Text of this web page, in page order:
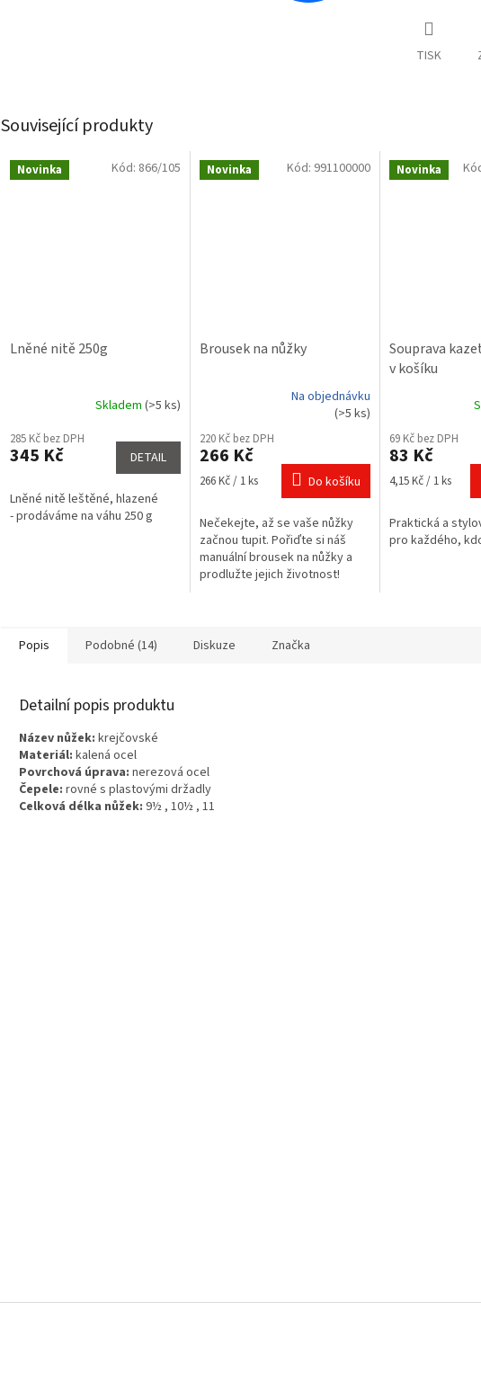
TISK
Související produkty
Novinka
Lněné nitě 250g
Skladem (>5 ks)
285 Kč bez DPH
345 Kč DETAIL
Lněné nitě leštěné, hlazené
- prodáváme na váhu 250 g
Kód: 866/105 Novinka
Brousek na nůžky
produktu
je
3,0
hvězdiček.
Na objednávku
(>5 ks)
220 Kč bez DPH
266 Kč
Měrná
266 Kč / 1 ks Do košíku
Nečekejte, až se vaše nůžky
začnou tupit. Pořiďte si náš
manuální brousek na nůžky a
prodlužte jejich životnost!
Kód: 991100000 Novinka
Souprava
v košíku
69 Kč bez DPH
83 Kč
Měrná
4,15 Kč / 1 ks
Praktická a
pro každého,
Popis Podobné (14) Diskuze Značka
Detailní popis produktu
Název nůžek: krejčovské
Materiál: kalená ocel
Povrchová úprava: nerezová ocel
Čepele: rovné s plastovými držadly
Celková délka nůžek: 9½ , 10½ , 11